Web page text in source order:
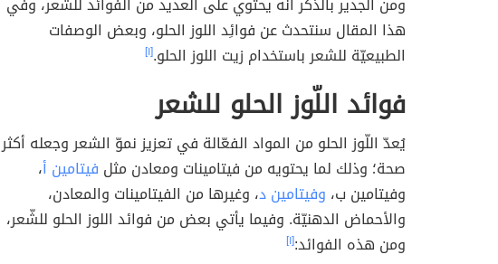
هذا المقال سنتحدث عن فوائِد اللوز الحلو، وبعض الوصفات
الطبيعيّة للشعر باستخدام زيت اللوز الحلو.[١]
فوائد اللّوز الحلو للشعر
يُعدّ اللّوز الحلو من المواد الفعّالة في تعزيز نموّ الشعر وجعله أكثر
صحة؛ وذلك لما يحتويه من فيتامينات ومعادن مثل فيتامين أ،
وفيتامين ب، وفيتامين د، وغيرها من الفيتامينات والمعادن،
والأحماض الدهنيّة. وفيما يأتي بعض من فوائد اللوز الحلو للشّعر،
ومن هذه الفوائد:[١]